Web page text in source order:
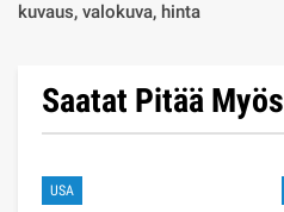
kuvaus, valokuva, hinta
Saatat Pitää Myös
USA